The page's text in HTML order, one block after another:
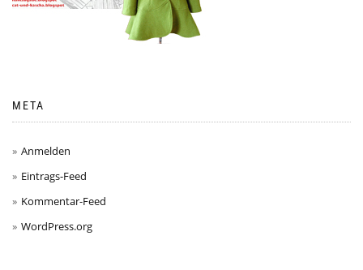
META
Anmelden
Eintrags-Feed
Kommentar-Feed
WordPress.org